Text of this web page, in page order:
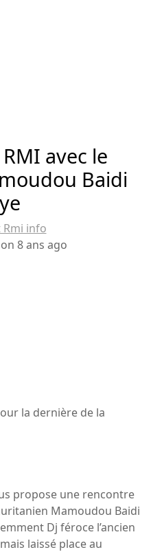
avec le
Baidi
info
8 ans ago
la dernière de la
propose une rencontre
Mamoudou Baidi
Dj féroce l’ancien
laissé place au